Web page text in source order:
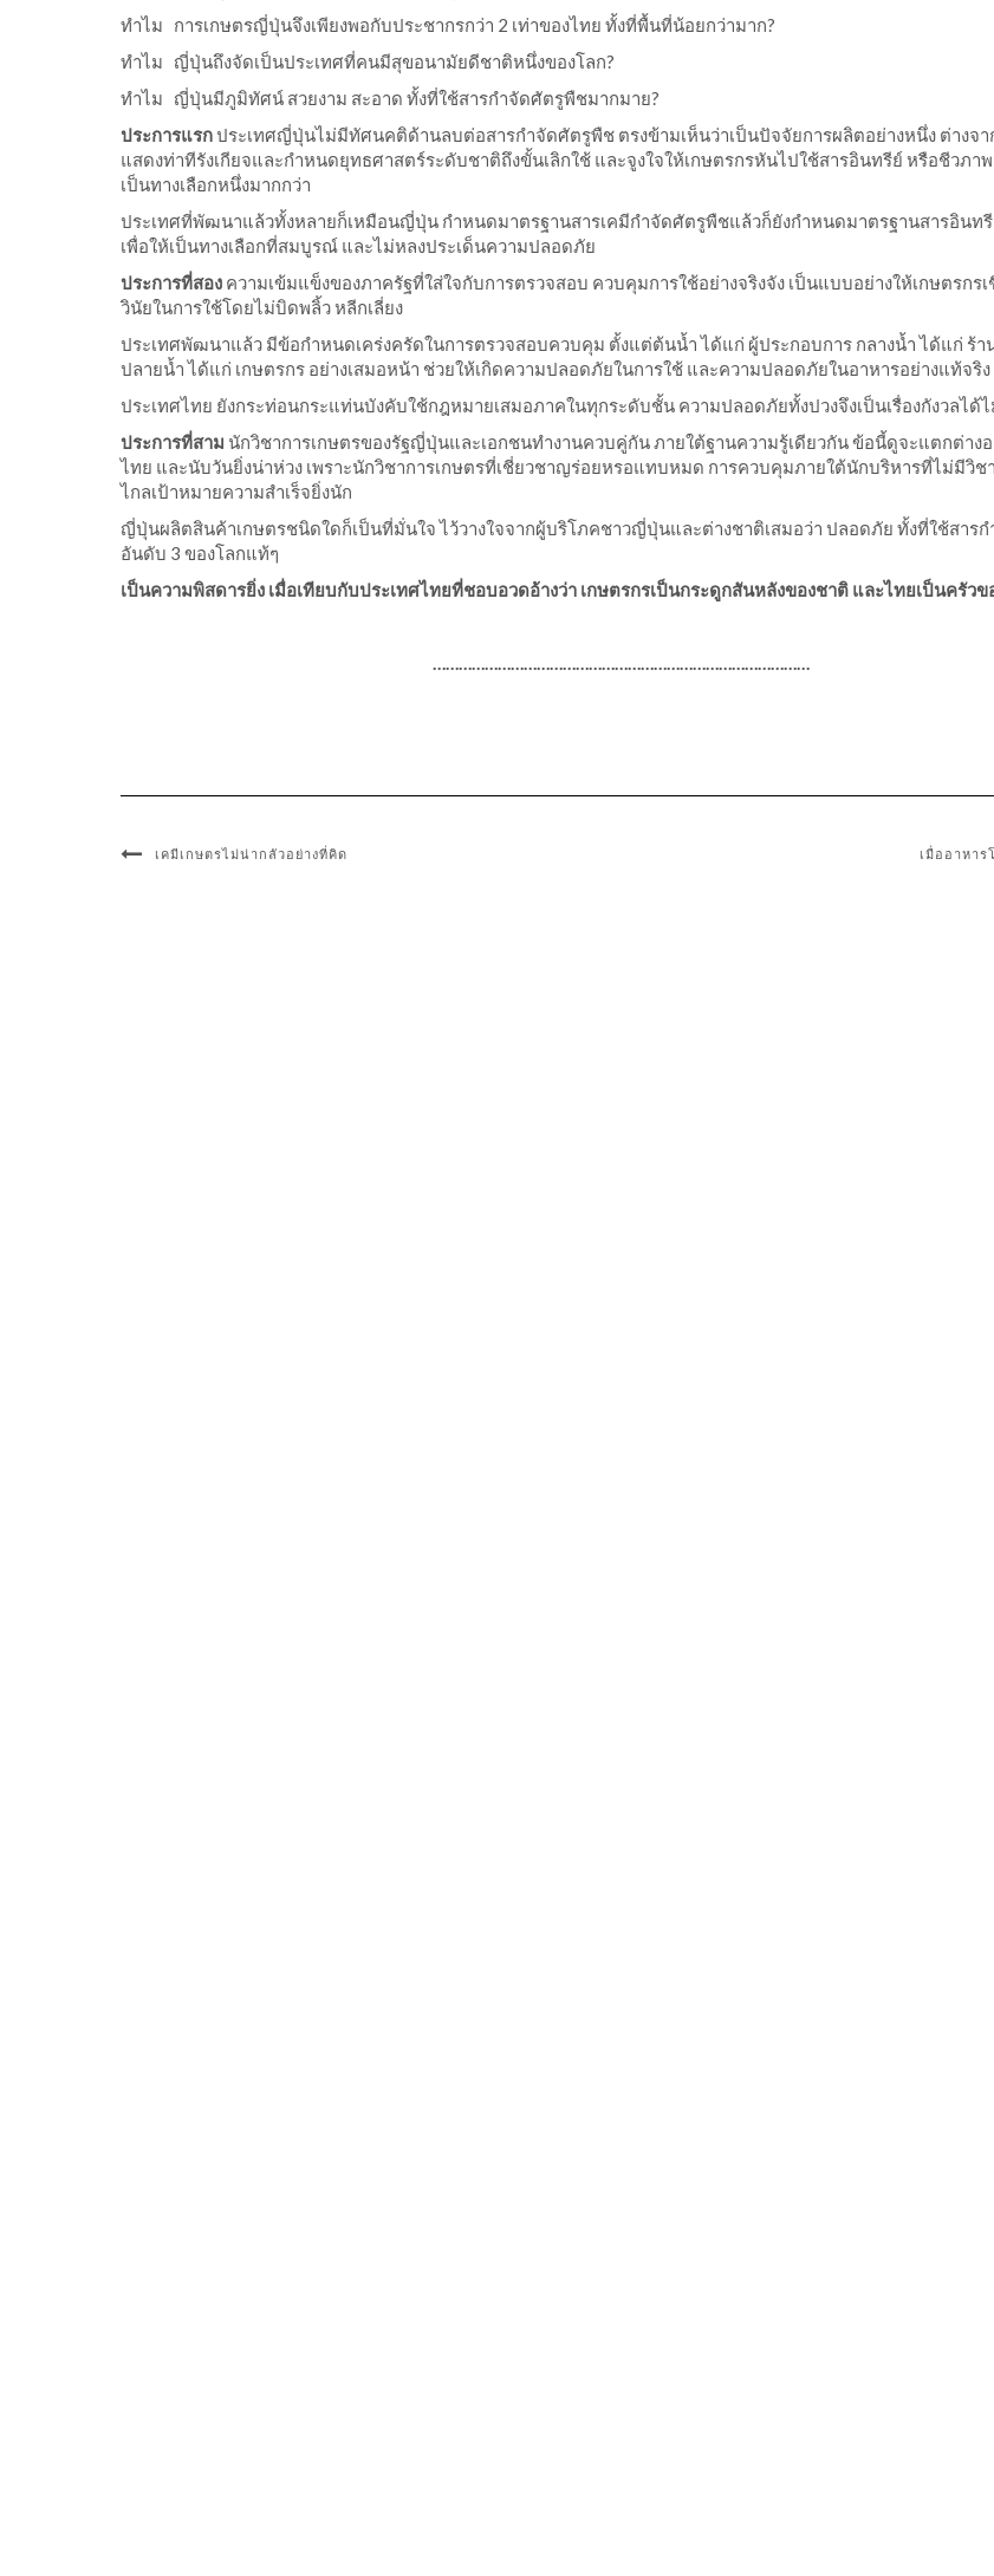
ทำไม การเกษตรญี่ปุ่นจึงเพียงพอกับประชากรกว่า 2 เท่าของไทย ทั้งที่พื้นที่น้อยกว่ามาก?
ทำไม ญี่ปุ่นถึงจัดเป็นประเทศที่คนมีสุขอนามัยดีชาติหนึ่งของโลก?
ทำไม ญี่ปุ่นมีภูมิทัศน์ สวยงาม สะอาด ทั้งที่ใช้สารกำจัดศัตรูพืชมากมาย?
ประการแรกประเทศญี่ปุ่นไม่มีทัศนคติด้านลบต่อสารกำจัดศัตรูพืช ตรงข้ามเห็นว่าเป็นปัจจัยการผลิตอย่างหนึ่ง ต่างจา
แสดงท่าทีรังเกียจและกำหนดยุทธศาสตร์ระดับชาติถึงขั้นเลิกใช้ และจูงใจให้เกษตรกรหันไปใช้สารอินทรีย์ หรือชีวภา
เป็นทางเลือกหนึ่งมากกว่า
ประเทศที่พัฒนาแล้วทั้งหลายก็เหมือนญี่ปุ่น กำหนดมาตรฐานสารเคมีกำจัดศัตรูพืชแล้วก็ยังกำหนดมาตรฐานสารอินท
เพื่อให้เป็นทางเลือกที่สมบูรณ์ และไม่หลงประเด็นความปลอดภัย
ประการที่สอง ความเข้มแข็งของภาครัฐที่ใส่ใจกับการตรวจสอบ ควบคุมการใช้อย่างจริงจัง เป็นแบบอย่างให้เกษตรกร
วินัยในการใช้โดยไม่บิดพลิ้ว หลีกเลี่ยง
ประเทศพัฒนาแล้ว มีข้อกำหนดเคร่งครัดในการตรวจสอบควบคุม ตั้งแต่ต้นน้ำ ได้แก่ ผู้ประกอบการ กลางน้ำ ได้แก่ ร้า
ปลายน้ำ ได้แก่ เกษตรกร อย่างเสมอหน้า ช่วยให้เกิดความปลอดภัยในการใช้ และความปลอดภัยในอาหารอย่างแท้จริง
ประเทศไทย ยังกระท่อนกระแท่นบังคับใช้กฎหมายเสมอภาคในทุกระดับชั้น ความปลอดภัยทั้งปวงจึงเป็นเรื่องกังวลได้
ประการที่สาม นักวิชาการเกษตรของรัฐญี่ปุ่นและเอกชนทำงานควบคู่กัน ภายใต้ฐานความรู้เดียวกัน ข้อนี้ดูจะแตกต่าง
ไทย และนับวันยิ่งน่าห่วง เพราะนักวิชาการเกษตรที่เชี่ยวชาญร่อยหรอแทบหมด การควบคุมภายใต้นักบริหารที่ไม่มีวิช
ไกลเป้าหมายความสำเร็จยิ่งนัก
ญี่ปุ่นผลิตสินค้าเกษตรชนิดใดก็เป็นที่มั่นใจ ไว้วางใจจากผู้บริโภคชาวญี่ปุ่นและต่างชาติเสมอว่า ปลอดภัย ทั้งที่ใช้สาร
อันดับ 3 ของโลกแท้ๆ
เป็นความพิสดารยิ่ง เมื่อเทียบกับประเทศไทยที่ชอบอวดอ้างว่า เกษตรกรเป็นกระดูกสันหลังของชาติ และไทยเป็นครัวข
……………………………………………………………………………
เคมีเกษตรไม่น่ากลัวอย่างที่คิด เมื่ออาหา